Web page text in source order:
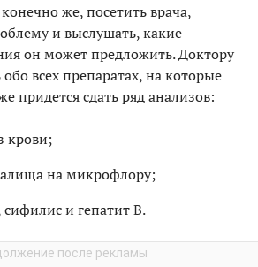
же, посетить врача,
и выслушать, какие
он может предложить. Доктору
обо всех препаратах, на которые
придется сдать ряд анализов:
крови;
на микрофлору;
и гепатит В.